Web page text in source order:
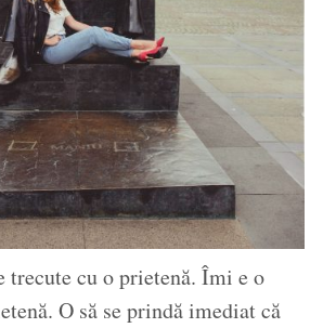
trecute cu o prietenă. Îmi e o
O să se prindă imediat că